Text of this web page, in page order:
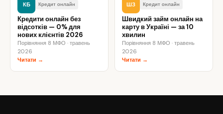
КБ Кредит онлайн
Кредити онлайн без
відсотків — 0% для
нових клієнтів 2026
Порівняння 8 МФО · травень
2026
Читати →
ШЗ Кредит онлайн
Швидкий займ онлайн на
карту в Україні — за 10
хвилин
Порівняння 8 МФО · травень
2026
Читати →